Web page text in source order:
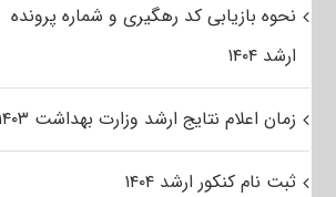
نحوه بازیابی کد رهگیری و شماره پرونده
ارشد ۱۴۰۴
زمان اعلام نتایج ارشد وزارت بهداشت ۱۴۰۳
ثبت نام کنکور ارشد ۱۴۰۴